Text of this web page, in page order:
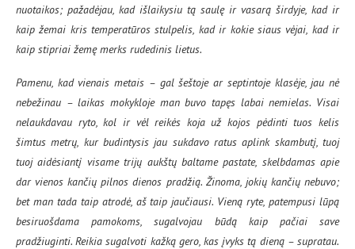
nuotaikos; pažadėjau, kad išlaikysiu tą saulę ir vasarą širdyje, kad ir
kaip žemai kris temperatūros stulpelis, kad ir kokie siaus vėjai, kad ir
kaip stipriai žemę merks rudedinis lietus.
Pamenu, kad vienais metais – gal šeštoje ar septintoje klasėje, jau nė
nebežinau – laikas mokykloje man buvo tapęs labai nemielas. Visai
nelaukdavau ryto, kol ir vėl reikės koja už kojos pėdinti tuos kelis
šimtus metrų, kur budintysis jau sukdavo ratus aplink skambutį, tuoj
tuoj aidėsiantį visame trijų aukštų baltame pastate, skelbdamas apie
dar vienos kančių pilnos dienos pradžią. Žinoma, jokių kančių nebuvo;
bet man tada taip atrodė, aš taip jaučiausi. Vieną ryte, patempusi lūpą
besiruošdama pamokoms, sugalvojau būdą kaip pačiai save
pradžiuginti. Reikia sugalvoti kažką gero, kas įvyks tą dieną – supratau.